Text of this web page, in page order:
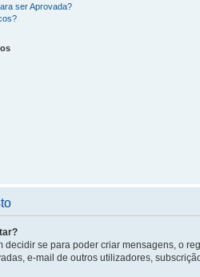
ser Aprovada?
decidir se para poder criar mensagens, o
e-mail de outros utilizadores,